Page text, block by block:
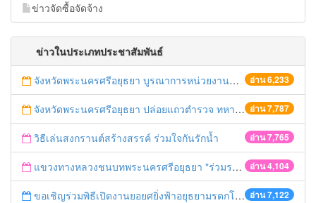
ข่าวจัดซื้อจัดจ้าง
ข่าวในประเภทประชาสัมพันธ์
อ่าน 6,233
จังหวัดพระนครศรีอยุธยา บูรณาการหน่วยงานที่เกี่ยวข้อง ลงพื้นที่จัดระเบียบและดำเนินมาตรการตามบทลงโทษสูงสุดกับผู้ประกอบการร้านค้าที่ยังฝ่าฝืนตั้งร้านค้ารุกล้ำเขตพื้นที่ทางหลวง เตรียมความปลอดภัยก่อนเทศกาลสงกรานต์
อ่าน 7,787
จังหวัดพระนครศรีอยุธยา ปล่อยแถวตำรวจ ทหาร ฝ่ายปกครอง กว่า 100 นาย ตรวจเข้มท่ารถสาธารณะ สถานีขนส่งรถโดยสาร วินรถตู้ และสถานีรถไฟ เตรียมรับมือเทศกาลสงกรานต์
อ่าน 7,765
วิธีเล่นสงกรานต์สร้างสรรค์ ร่วมใจกันรักน้ำ
อ่าน 4,104
แขวงทางหลวงชนบทพระนครศรีอยุธยา "ร่วมรณรงค์ ขับช้า เปิดไฟหน้า คาดเข็มขัด" เทศกาลสงกรานต์ ปี 2561
อ่าน 7,122
ขอเชิญร่วมพิธีเปิดงานยอยศยิ่งฟ้าอยุธยามรดกโลก